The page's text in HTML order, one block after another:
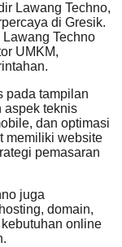
Lawang Techno,
di Gresik.
Techno
UMKM,
pada tampilan
aspek teknis
dan optimasi
memiliki website
pemasaran
juga
domain,
online